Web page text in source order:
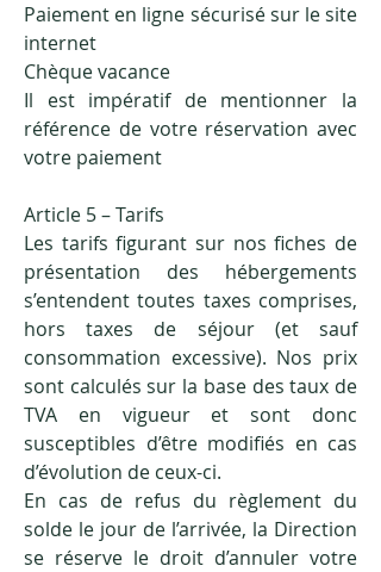
Paiement en ligne sécurisé sur le site
internet
Chèque vacance
Il est impératif de mentionner la
référence de votre réservation avec
votre paiement
Article 5 – Tarifs
Les tarifs figurant sur nos fiches de
présentation des hébergements
s’entendent toutes taxes comprises,
hors taxes de séjour (et sauf
consommation excessive). Nos prix
sont calculés sur la base des taux de
TVA en vigueur et sont donc
susceptibles d’être modifiés en cas
d’évolution de ceux-ci.
En cas de refus du règlement du
solde le jour de l’arrivée, la Direction
se réserve le droit d’annuler votre